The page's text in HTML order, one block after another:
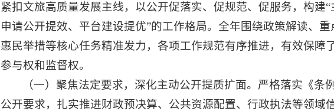
紧扣文旅高质量发展主线，以公开促落实、促规范、促服务，构建
申请公开提效、平台建设提优”的工作格局。全年围绕政策解读、
惠民举措等核心任务精准发力，各项工作规范有序推进，有效保障
参与权和监督权。
（一）聚焦法定要求，深化主动公开提质扩面。严格落实《条
公开要求，扎实推进财政预决算、公共资源配置、行政执法等领域